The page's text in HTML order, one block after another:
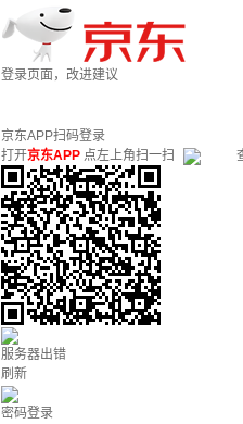
登录页面，改进建议
京东APP扫码登录
打开京东APP 点左上角扫一扫
服务器出错
刷新
密码登录